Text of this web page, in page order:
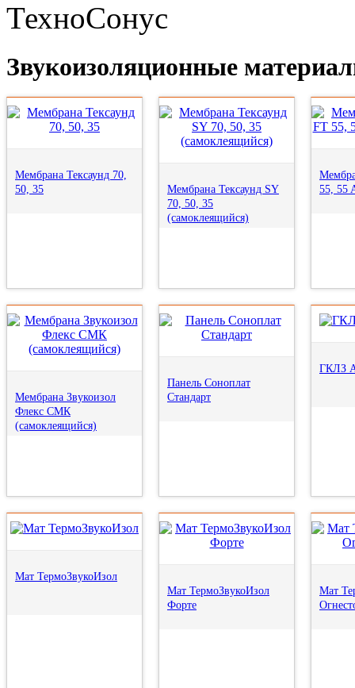
ТехноСонус
Звукоизоляционные
Мембрана Тексаунд 70,
50, 35
Мембрана Тексаунд SY
70, 50, 35
(самоклеящийся)
55, 55
Мембрана Звукоизол
Флекс СМК
(самоклеящийся)
Панель Соноплат
Стандарт
ГКЛЗ
Мат ТермоЗвукоИзол
Мат ТермоЗвукоИзол
Форте
Мат